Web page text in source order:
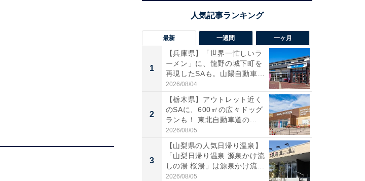
最新 一週間 一ヶ月
1
【兵庫県】「世界一忙しいラ
ーメン」に、龍野の城下町を
再現したSAも。山陽自動車
道...
2026/08/04
2
【栃木県】アウトレット近く
のSAに、600㎡の広々ドッグ
ランも！ 東北自動車道の...
2026/08/05
3
【山梨県の人気日帰り温泉】
「山梨日帰り温泉 源泉かけ流
しの湯 桜湯」は源泉かけ流...
2026/08/05